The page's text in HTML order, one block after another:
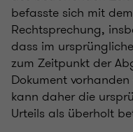
befasste sich mit
Rechtsprechung,
dass im
zum Zeitpunkt der
Dokument
kann daher die
Urteils als überholt